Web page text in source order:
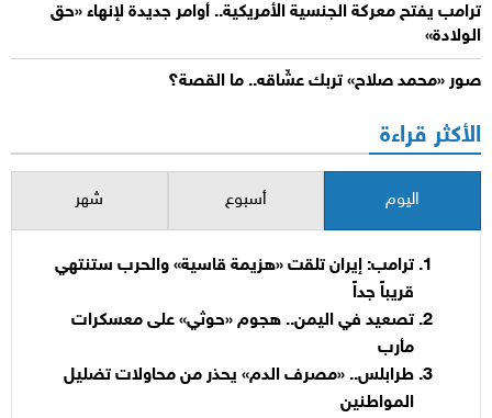
ترامب يفتح معركة الجنسية الأمريكية.. أوامر جديدة لإنهاء «حق
الولادة»
صور «محمد صلاح» تربك عشّاقه.. ما القصة؟
الأكثر قراءة
اليوم أسبوع شهر
ترامب: إيران تلقت «هزيمة قاسية» والحرب ستنتهي
قريباً جداً
تصعيد في اليمن.. هجوم «حوثي» على معسكرات
مأرب
طرابلس.. «مصرف الدم» يحذر من محاولات تضليل
المواطنين